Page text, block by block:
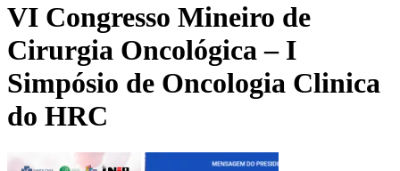
VI Congresso Mineiro de
Cirurgia Oncológica – I
Simpósio de Oncologia Clinica
do HRC